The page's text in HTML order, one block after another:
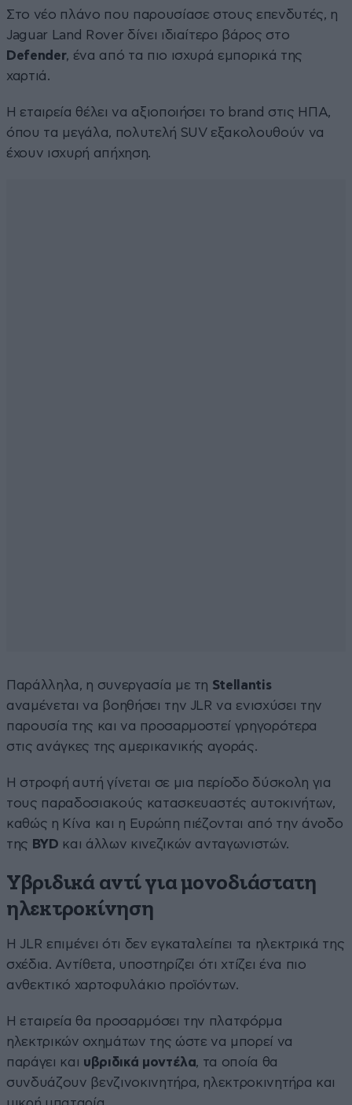
Στο νέο πλάνο που παρουσίασε στους επενδυτές, η
Jaguar Land Rover δίνει ιδιαίτερο βάρος στο
Defender, ένα από τα πιο ισχυρά εμπορικά της
χαρτιά.
Η εταιρεία θέλει να αξιοποιήσει το brand στις ΗΠΑ,
όπου τα μεγάλα, πολυτελή SUV εξακολουθούν να
έχουν ισχυρή απήχηση.
Παράλληλα, η συνεργασία με τη Stellantis
αναμένεται να βοηθήσει την JLR να ενισχύσει την
παρουσία της και να προσαρμοστεί γρηγορότερα
στις ανάγκες της αμερικανικής αγοράς.
Η στροφή αυτή γίνεται σε μια περίοδο δύσκολη για
τους παραδοσιακούς κατασκευαστές αυτοκινήτων,
καθώς η Κίνα και η Ευρώπη πιέζονται από την άνοδο
της BYD και άλλων κινεζικών ανταγωνιστών.
Υβριδικά αντί για μονοδιάστατη
ηλεκτροκίνηση
Η JLR επιμένει ότι δεν εγκαταλείπει τα ηλεκτρικά της
σχέδια. Αντίθετα, υποστηρίζει ότι χτίζει ένα πιο
ανθεκτικό χαρτοφυλάκιο προϊόντων.
Η εταιρεία θα προσαρμόσει την πλατφόρμα
ηλεκτρικών οχημάτων της ώστε να μπορεί να
παράγει και υβριδικά μοντέλα, τα οποία θα
συνδυάζουν βενζινοκινητήρα, ηλεκτροκινητήρα και